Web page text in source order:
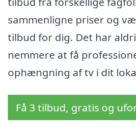
sammenligne priser og
tilbud for dig. Det har
nemmere at få
ophængning af tv i dit
Få 3 tilbud, gratis og